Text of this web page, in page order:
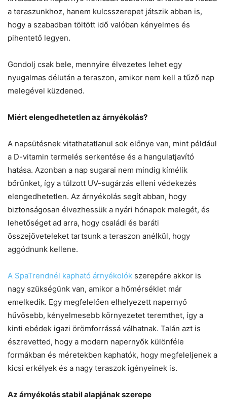
a teraszunkhoz, hanem kulcsszerepet játszik abban is,
hogy a szabadban töltött idő valóban kényelmes és
pihentető legyen.
Gondolj csak bele, mennyire élvezetes lehet egy
nyugalmas délután a teraszon, amikor nem kell a tűző nap
melegével küzdened.
Miért elengedhetetlen az árnyékolás?
A napsütésnek vitathatatlanul sok előnye van, mint például
a D-vitamin termelés serkentése és a hangulatjavító
hatása. Azonban a nap sugarai nem mindig kímélik
bőrünket, így a túlzott UV-sugárzás elleni védekezés
elengedhetetlen. Az árnyékolás segít abban, hogy
biztonságosan élvezhessük a nyári hónapok melegét, és
lehetőséget ad arra, hogy családi és baráti
összejöveteleket tartsunk a teraszon anélkül, hogy
aggódnunk kellene.
A SpaTrendnél kapható árnyékolók szerepére akkor is
nagy szükségünk van, amikor a hőmérséklet már
emelkedik. Egy megfelelően elhelyezett napernyő
hűvösebb, kényelmesebb környezetet teremthet, így a
kinti ebédek igazi örömforrássá válhatnak. Talán azt is
észrevetted, hogy a modern napernyők különféle
formákban és méretekben kaphatók, hogy megfeleljenek a
kicsi erkélyek és a nagy teraszok igényeinek is.
Az árnyékolás stabil alapjának szerepe